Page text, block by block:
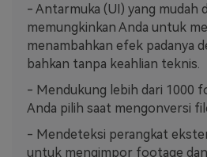
- Antarmuka (UI) yang mudah
memungkinkan Anda untuk
menambahkan efek padanya
bahkan tanpa keahlian teknis.
- Mendukung lebih dari 1000
Anda pilih saat mengonversi
- Mendeteksi perangkat
untuk mengimpor footage